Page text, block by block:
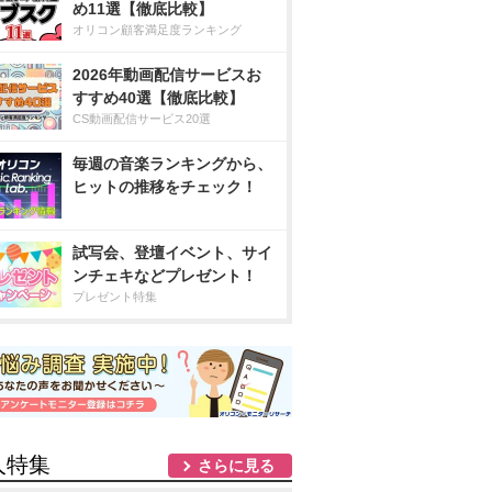
め11選【徹底比較】
オリコン顧客満足度ランキング
2026年動画配信サービスお
すすめ40選【徹底比較】
CS動画配信サービス20選
毎週の音楽ランキングから、
ヒットの推移をチェック！
試写会、登壇イベント、サイ
ンチェキなどプレゼント！
プレゼント特集
特集 さらに見る